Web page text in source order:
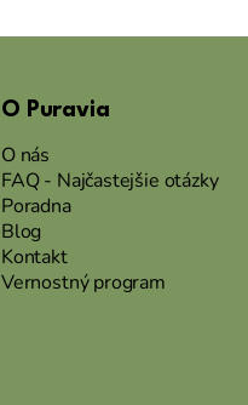
O Puravia
O nás
FAQ - Najčastejšie otázky
Poradna
Blog
Kontakt
Vernostný program